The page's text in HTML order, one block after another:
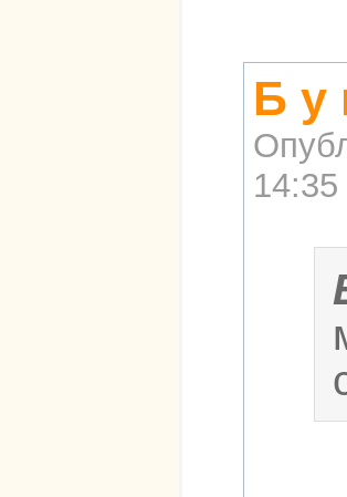
Б у
14:35